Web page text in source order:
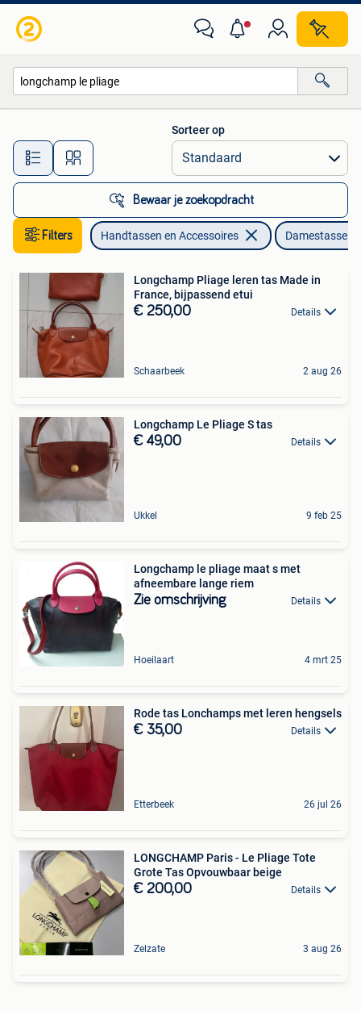
Alle afstanden…
Sorteer op
Bewaar je zoekopdracht
Filters Handtassen en Accessoires Damestassen
Longchamp Pliage leren tas Made in
France, bijpassend etui
€ 250,00 Details
Schaarbeek 2 aug 26
Longchamp Le Pliage S tas
€ 49,00 Details
Ukkel 9 feb 25
Longchamp le pliage maat s met
afneembare lange riem
Zie omschrijving Details
Hoeilaart 4 mrt 25
Rode tas Lonchamps met leren hengsels
€ 35,00 Details
Etterbeek 26 jul 26
LONGCHAMP Paris - Le Pliage Tote
Grote Tas Opvouwbaar beige
€ 200,00 Details
Zelzate 3 aug 26